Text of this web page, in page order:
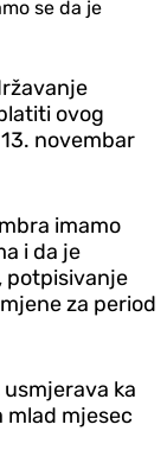
se da je
ovog
novembar
imamo
i da je
potpisivanje
za period
ka
mlad mjesec